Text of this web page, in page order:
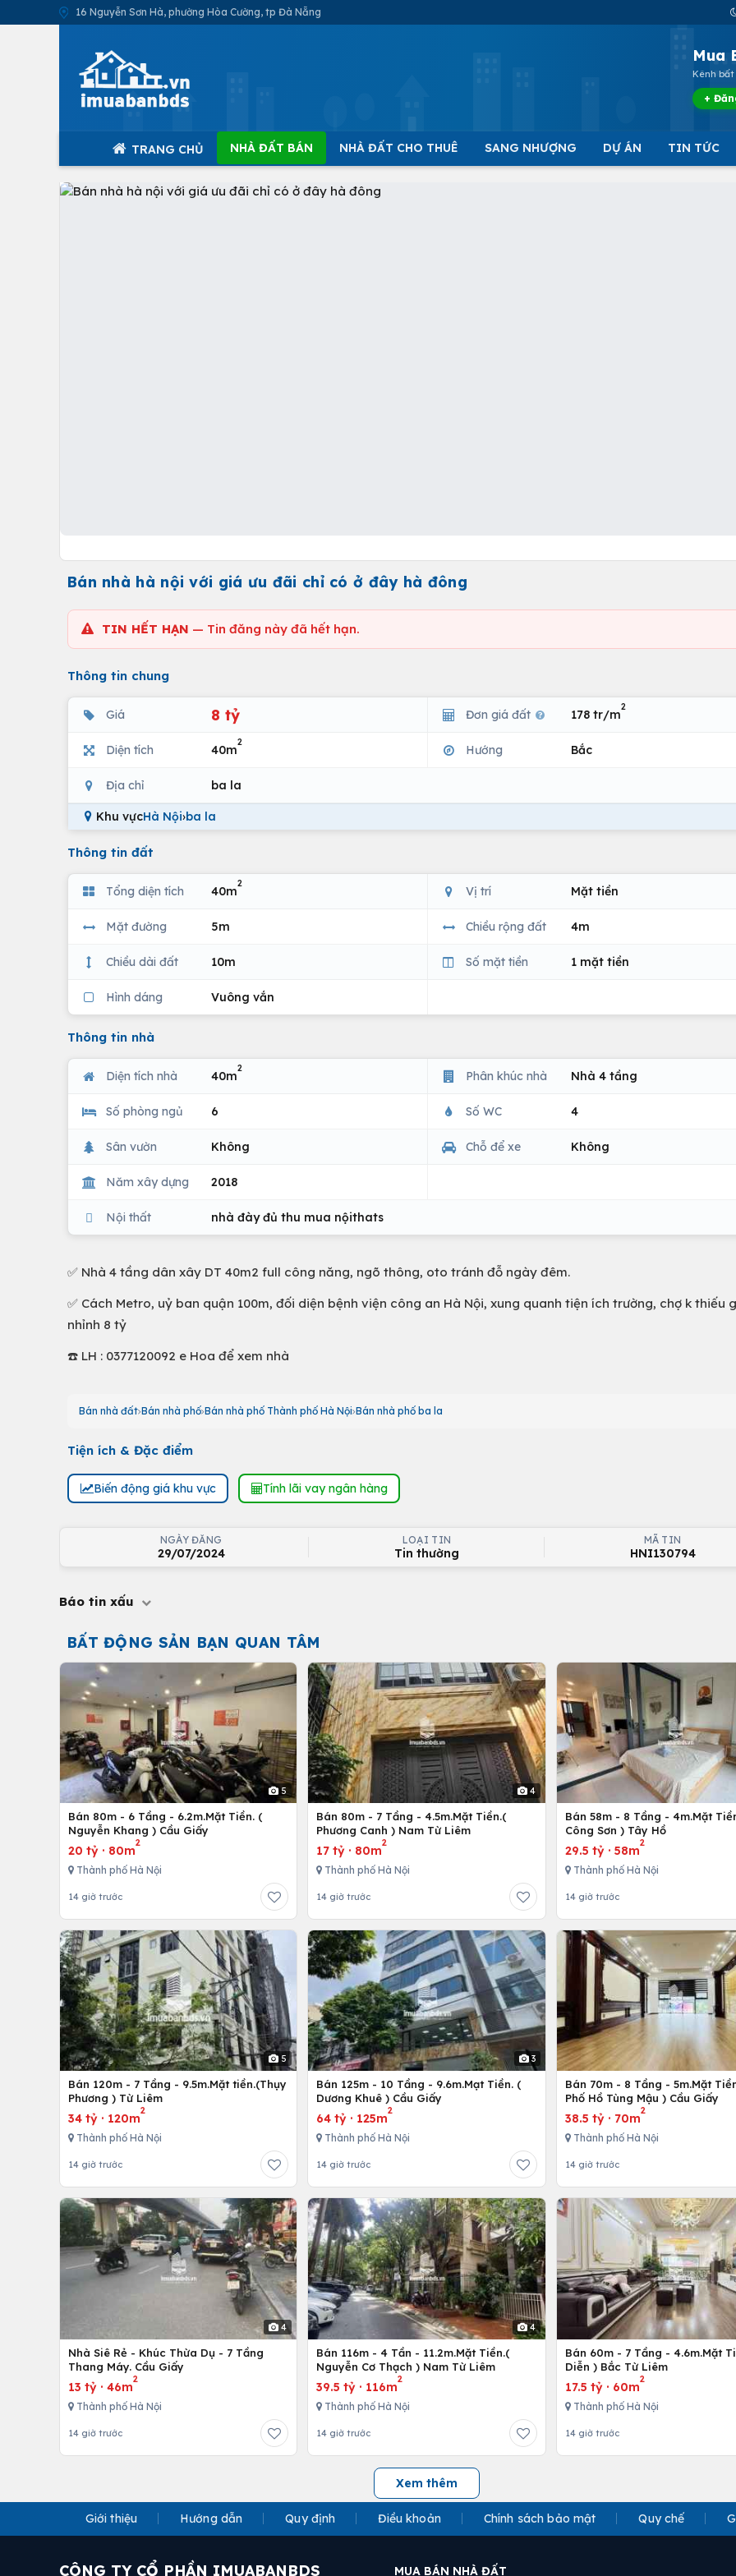
16 Nguyễn Sơn Hà, phường Hòa Cường, tp Đà Nẵng
Mua
Kênh bất
+
TRANG CHỦ NHÀ ĐẤT BÁN NHÀ ĐẤT CHO THUÊ SANG NHƯỢNG DỰ ÁN TIN TỨC
Bán nhà hà nội với giá ưu đãi chỉ có ở đây hà đông
TIN HẾT HẠN — Tin đăng này đã hết hạn.
Thông tin chung
Giá 8 tỷ Đơn giá đất 178 tr/m
2
Diện tích 40m
2
Hướng Bắc
Địa chỉ ba la
Khu vựcHà Nội›ba la
Thông tin đất
Tổng diện tích 40m
2
Vị trí Mặt tiền
Mặt đường 5m Chiều rộng đất 4m
Chiều dài đất 10m Số mặt tiền 1 mặt tiền
Hình dáng Vuông vắn
Thông tin nhà
Diện tích nhà 40m
2
Phân khúc nhà Nhà 4 tầng
Số phòng ngủ 6 Số WC 4
Sân vườn Không Chỗ để xe Không
Năm xây dựng 2018
Nội thất nhà đày đủ thu mua nộithats
✅ Nhà 4 tầng dân xây DT 40m2 full công năng, ngõ thông, oto tránh đỗ ngày đêm.
✅ Cách Metro, uỷ ban quận 100m, đối diện bệnh viện công an Hà Nội, xung quanh tiện ích trường, chợ k thiếu
nhỉnh 8 tỷ
☎️ LH : 0377120092 e Hoa để xem nhà
Bán nhà đất Bán nhà phố Bán nhà phố Thành phố Hà Nội Bán nhà phố ba la
Tiện ích & Đặc điểm
Biến động giá khu vực Tính lãi vay ngân hàng
NGÀY ĐĂNG
29/07/2024
LOẠI TIN
Tin thường
MÃ TIN
HNI130794
Báo tin xấu
BẤT ĐỘNG SẢN BẠN QUAN TÂM
5
Bán 80m - 6 Tầng - 6.2m.Mặt Tiền. (
Nguyễn Khang ) Cầu Giấy
20 tỷ · 80m
2
Thành phố Hà Nội
14 giờ trước
4
Bán 80m - 7 Tầng - 4.5m.Mặt Tiền.(
Phương Canh ) Nam Từ Liêm
17 tỷ · 80m
2
Thành phố Hà Nội
14 giờ trước
Bán 58m - 8 Tầng - 4m.Mặt
Công Sơn ) Tây Hồ
29.5 tỷ· 58m
2
Thành phố Hà Nội
14 giờ trước
5
Bán 120m - 7 Tầng - 9.5m.Mặt tiền.(Thụy
Phương ) Từ Liêm
34 tỷ · 120m
2
Thành phố Hà Nội
14 giờ trước
3
Bán 125m - 10 Tầng - 9.6m.Mạt Tiền. (
Dương Khuê ) Cầu Giấy
64 tỷ · 125m
2
Thành phố Hà Nội
14 giờ trước
Bán 70m - 8 Tầng - 5m.Mặt
Phố Hồ Tùng Mậu ) Cầu Giấy
38.5 tỷ· 70m
2
Thành phố Hà Nội
14 giờ trước
4
Nhà Siê Rẻ - Khúc Thừa Dụ - 7 Tầng
Thang Máy. Cầu Giấy
13 tỷ · 46m
2
Thành phố Hà Nội
14 giờ trước
4
Bán 116m - 4 Tần - 11.2m.Mặt Tiền.(
Nguyễn Cơ Thạch ) Nam Từ Liêm
39.5 tỷ · 116m
2
Thành phố Hà Nội
14 giờ trước
Bán 60m - 7 Tầng - 4.6m.Mặt
Diễn ) Bắc Từ Liêm
17.5 tỷ· 60m
2
Thành phố Hà Nội
14 giờ trước
Xem thêm
Giới thiệu Hướng dẫn Quy định Điều khoản Chính sách bảo mật Quy chế
CÔNG TY CỔ PHẦN IMUABANBDS MUA BÁN NHÀ ĐẤT